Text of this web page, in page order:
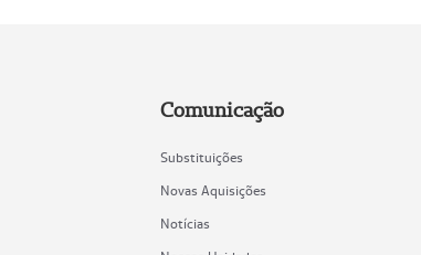
Comunicação
Substituições
Novas Aquisições
Notícias